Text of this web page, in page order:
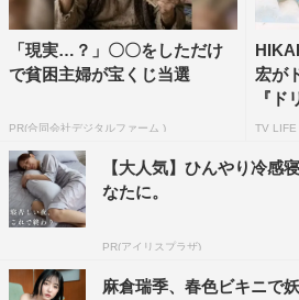
「現実…？」〇〇をしただけ
で貧困主婦が宝くじ当選
PR(合同会社デジタルファーム )
宏が
『
TV LIFE
【大人気】ひんやり冷感
なたに。
PR(アイリスプラザ)
麻倉瑞季、春色ビキニで